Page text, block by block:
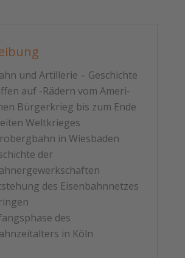
und Artillerie – Geschichte
auf -Rädern vom Ameri-
Bürgerkrieg bis zum Ende
Weltkrieges
in Wiesbaden
der
des Eisenbahnnetzes
des
in Köln